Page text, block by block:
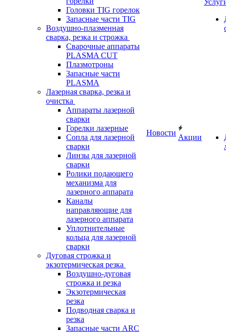
Головки TIG горелок
Запасные части TIG
Воздушно-плазменная
сварка, резка и строжка
Сварочные аппараты
PLASMA CUT
Плазмотроны
Запасные части
PLASMA
Лазерная сварка, резка и
очистка
Аппараты лазерной
сварки
Горелки лазерные
Сопла для лазерной
сварки
Линзы для лазерной
сварки
Ролики подающего
механизма для
лазерного аппарата
Каналы
направляющие для
лазерного аппарата
Уплотнительные
кольца для лазерной
сварки
Дуговая строжка и
экзотермическая резка
Воздушно-дуговая
строжка и резка
Экзотермическая
резка
Подводная сварка и
резка
Запасные части ARC
Новости
Акции